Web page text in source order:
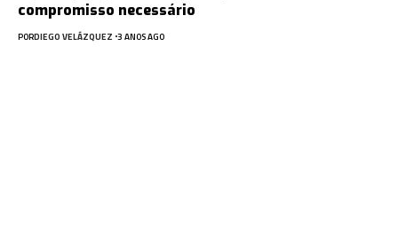
compromisso necessário
PORDIEGO VELÁZQUEZ 3 ANOS AGO